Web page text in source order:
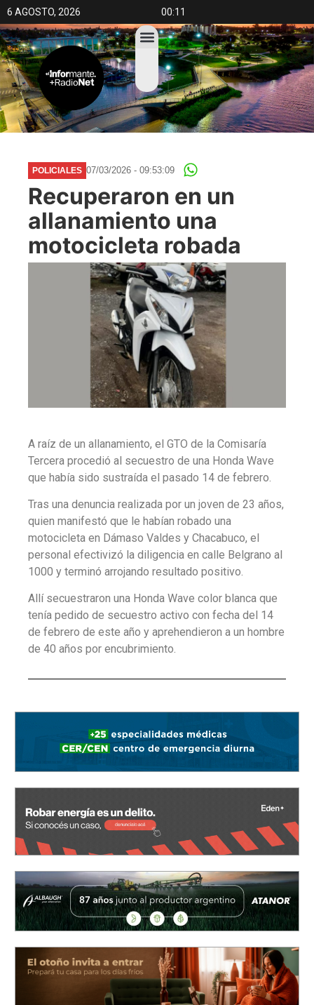
6 AGOSTO, 2026 00:11
POLICIALES 07/03/2026 - 09:53:09
Recuperaron en un
allanamiento una
motocicleta robada
A raíz de un allanamiento, el GTO de la Comisaría
Tercera procedió al secuestro de una Honda Wave
que había sido sustraída el pasado 14 de febrero.
Tras una denuncia realizada por un joven de 23 años,
quien manifestó que le habían robado una
motocicleta en Dámaso Valdes y Chacabuco, el
personal efectivizó la diligencia en calle Belgrano al
1000 y terminó arrojando resultado positivo.
Allí secuestraron una Honda Wave color blanca que
tenía pedido de secuestro activo con fecha del 14
de febrero de este año y aprehendieron a un hombre
de 40 años por encubrimiento.